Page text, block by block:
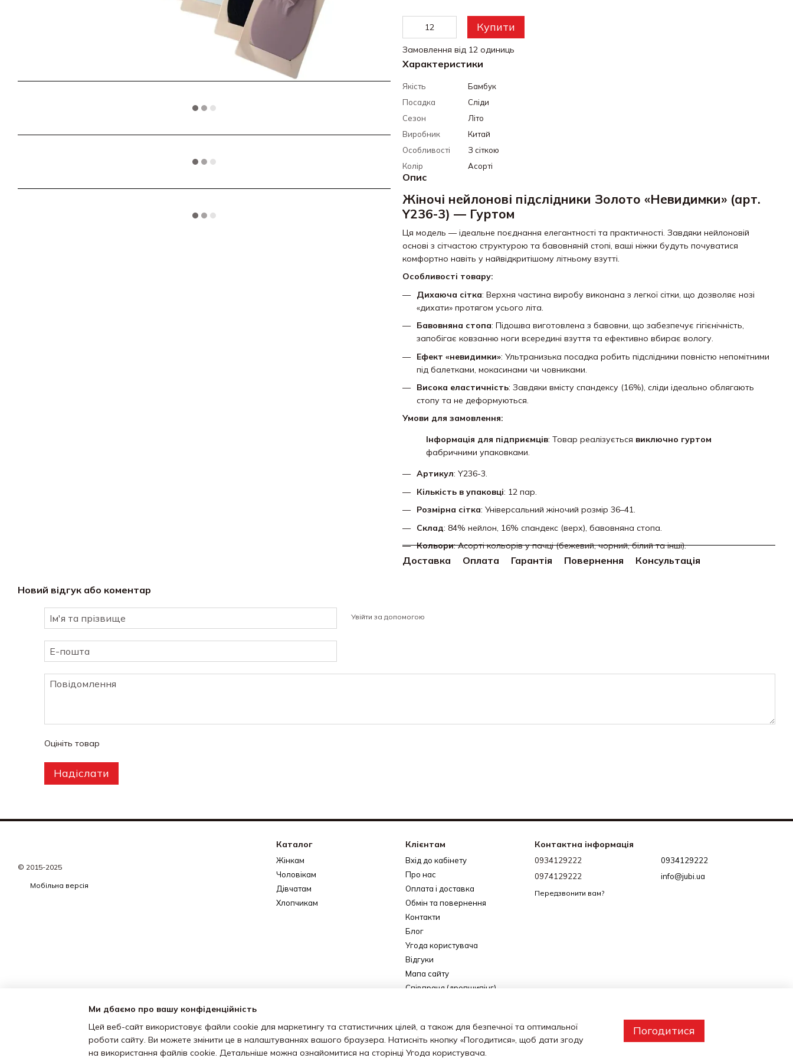
Купити
Замовлення від 12 одиниць
Характеристики
Якість
Бамбук
Посадка
Сліди
Сезон
Літо
Виробник
Китай
Особливості
З сіткою
Колір
Асорті
Опис
Жіночі нейлонові підслідники Золото «Невидимки» (арт.
Y236-3) — Гуртом
Ця модель — ідеальне поєднання елегантності та практичності. Завдяки нейлоновій
основі з сітчастою структурою та бавовняній стопі, ваші ніжки будуть почуватися
комфортно навіть у найвідкритішому літньому взутті.
Особливості товару:
Дихаюча сітка: Верхня частина виробу виконана з легкої сітки, що дозволяє нозі
«дихати» протягом усього літа.
Бавовняна стопа: Підошва виготовлена з бавовни, що забезпечує гігієнічність,
запобігає ковзанню ноги всередині взуття та ефективно вбирає вологу.
Ефект «невидимки»: Ультранизька посадка робить підслідники повністю непомітними
під балетками, мокасинами чи човниками.
Висока еластичність: Завдяки вмісту спандексу (16%), сліди ідеально облягають
стопу та не деформуються.
Умови для замовлення:
Інформація для підприємців: Товар реалізується виключно гуртом
фабричними упаковками.
Артикул: Y236-3.
Кількість в упаковці: 12 пар.
Розмірна сітка: Універсальний жіночий розмір 36–41.
Склад: 84% нейлон, 16% спандекс (верх), бавовняна стопа.
Кольори: Асорті кольорів у пачці (бежевий, чорний, білий та інші).
Доставка Оплата Гарантія Повернення Консультація
Новий відгук або коментар
Увійти за допомогою
Оцініть товар
Надіслати
© 2015-2025
Мобільна версія
Каталог
Жінкам
Чоловікам
Дівчатам
Хлопчикам
Клієнтам
Вхід до кабінету
Про нас
Оплата і доставка
Обмін та повернення
Контакти
Блог
Угода користувача
Відгуки
Мапа сайту
Співпраця (дропшипінг)
Контактна інформація
0934129222
0974129222
Передзвонити вам?
0934129222
info@jubi.ua
Ми дбаємо про вашу конфіденційність
Цей веб-сайт використовує файли cookie для маркетингу та статистичних цілей, а також для безпечної та оптимальної
роботи сайту. Ви можете змінити це в налаштуваннях вашого браузера. Натисніть кнопку «Погодитися», щоб дати згоду
на використання файлів cookie. Детальніше можна ознайомитися на сторінці Угода користувача.
Погодитися